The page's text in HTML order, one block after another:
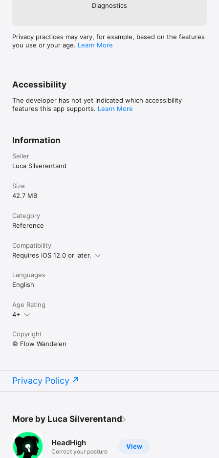
Diagnostics
Privacy practices may vary, for example, based on the features
you use or your age. Learn More
Accessibility
The developer has not yet indicated which accessibility
features this app supports. Learn More
Information
Seller
Luca Silverentand
Size
42.7 MB
Category
Reference
Compatibility
Requires iOS 12.0 or later.
Languages
English
Age Rating
4+
Copyright
© Flow Wandelen
Privacy Policy
More by Luca Silverentand
View
HeadHigh
Correct your posture